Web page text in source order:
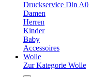
Druckservice Din A0
Damen
Herren
Kinder
Baby
Accessoires
Wolle
Zur Kategorie Wolle